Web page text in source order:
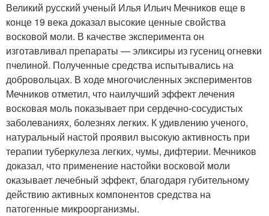
Великий русский ученый Илья Ильич Мечников еще в
конце 19 века доказал высокие ценные свойства
восковой моли. В качестве эксперимента он
изготавливал препараты — эликсиры из гусениц огневки
пчелиной. Полученные средства испытывались на
добровольцах. В ходе многочисленных экспериментов
Мечников отметил, что наилучший эффект лечения
восковая моль показывает при сердечно-сосудистых
заболеваниях, болезнях легких. К удивлению ученого,
натуральный настой проявил высокую активность при
терапии туберкулеза легких, чумы, дифтерии. Мечников
доказал, что применение настойки восковой моли
оказывает лечебный эффект, благодаря губительному
действию активных компонентов средства на
патогенные микроорганизмы.